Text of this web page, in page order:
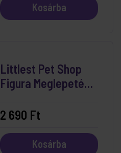
Kosárba
Littlest Pet Shop
Figura Meglepetés
2 690 Ft
Kosárba